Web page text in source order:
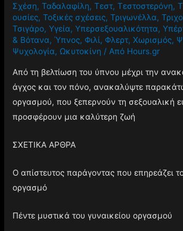
Σχέση,Ταδαλαφίλη,Τεστ,Τεστοστερόνη,
ουσίες,Τοξικές σχέσεις,Τριγωνέλλα,
Τσιγάρο,Υγεία,Υπερσεξουαλικότητα,
& Βότανα,Ύπνος,Φιλί,Φλερτ,Χωρισμός,
Ψυχολογία, Ωκυτοκίνη / Από Hours.gr
Από τη βελτίωση του ύπνου μέχρι την
άγχος και τον πόνο, ανακαλύψτε
οργασμού, που ξεπερνούν τη σεξουαλική
προσφέρουν μια καλύτερη ζωή
ΣΧΕΤΙΚΑ ΑΡΘΡΑ
Ο απίστευτος παράγοντας που επηρεάζει
οργασμό
Πέντε μυστικά του γυναικείου οργασμού